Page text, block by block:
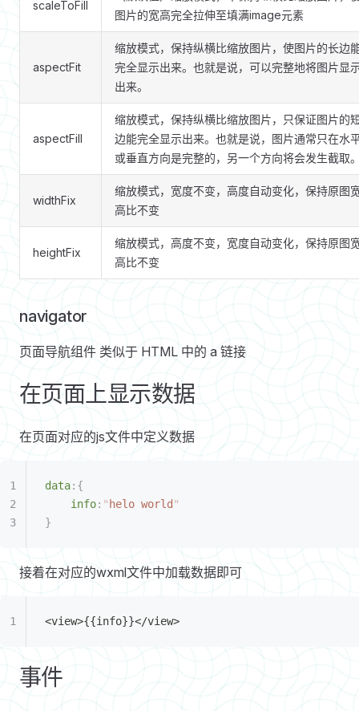
scaleToFill
图片的宽高完全拉伸至填满image元素
aspectFit
缩放模式，保持纵横比缩放图片，使图片的长边
完全显示出来。也就是说，可以完整地将图片显
出来。
aspectFill
缩放模式，保持纵横比缩放图片，只保证图片的
边能完全显示出来。也就是说，图片通常只在水
或垂直方向是完整的，另一个方向将会发生截取
widthFix
缩放模式，宽度不变，高度自动变化，保持原图
高比不变
heightFix
缩放模式，高度不变，宽度自动变化，保持原图
高比不变
navigator
页面导航组件 类似于 HTML 中的 a 链接
在页面上显示数据
在页面对应的js文件中定义数据
data:{
	info
: " helo world "
}
接着在对应的wxml文件中加载数据即可
<view>{{info}}</view>
事件